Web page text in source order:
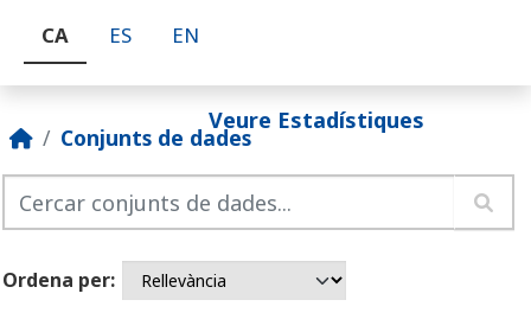
CA ES EN
Veure Estadístiques
Conjunts de dades
Ordena per